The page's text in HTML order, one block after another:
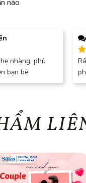
nào
nhàng, phù
bạn bè
sao